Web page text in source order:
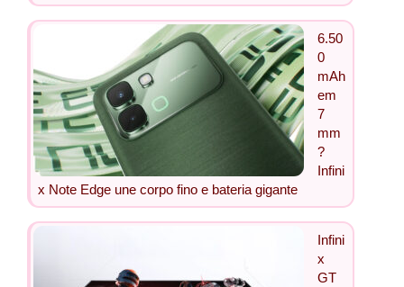
6.50
0
mAh
em
7
mm
?
Infini
x Note Edge une corpo fino e bateria gigante
Infini
x
GT